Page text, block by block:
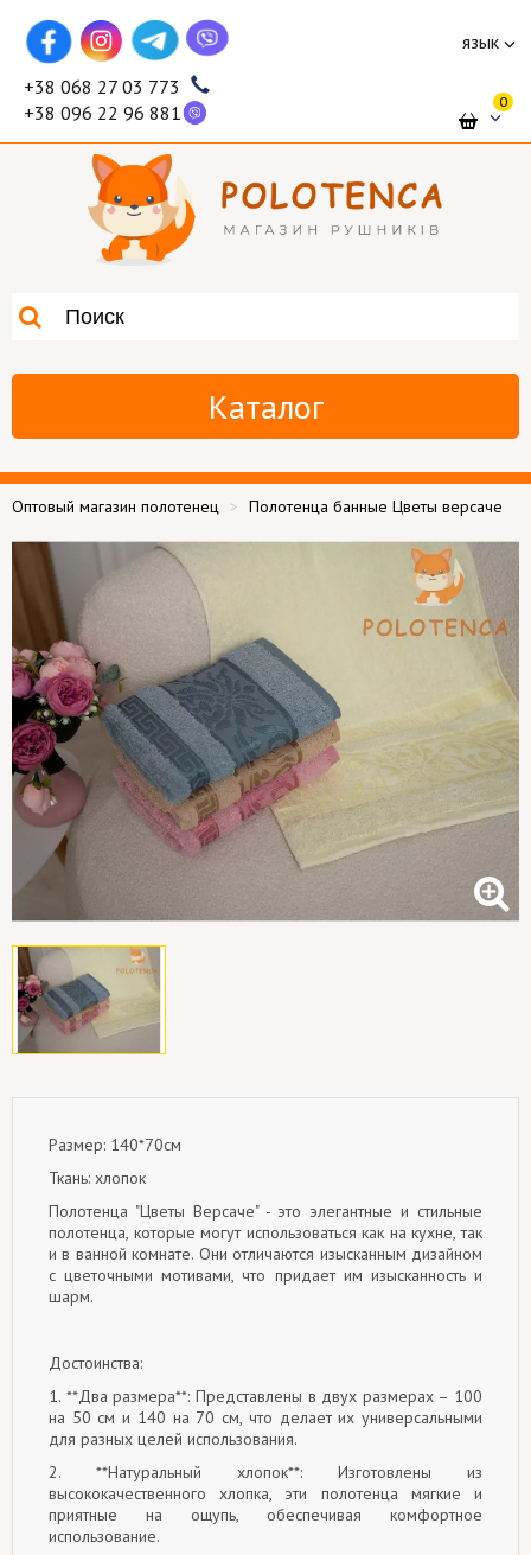
язык
+38 068 27 03 773
+38 096 22 96 881
0
Каталог
Оптовый магазин полотенец Полотенца банные Цветы версаче
Размер: 140*70см
Ткань: хлопок
Полотенца "Цветы Версаче" - это элегантные и стильные
полотенца, которые могут использоваться как на кухне, так
и в ванной комнате. Они отличаются изысканным дизайном
с цветочными мотивами, что придает им изысканность и
шарм.
Достоинства:
1. **Два размера**: Представлены в двух размерах – 100
на 50 см и 140 на 70 см, что делает их универсальными
для разных целей использования.
2. **Натуральный хлопок**: Изготовлены из
высококачественного хлопка, эти полотенца мягкие и
приятные на ощупь, обеспечивая комфортное
использование.